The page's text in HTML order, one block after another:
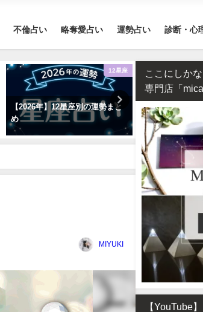
不倫占い 略奪愛占い 運勢占い 診断・心
12星座
【2026年】12星座別の運勢まと
め
相性占い・既婚
ダブル不倫（W
る？【霊視真剣
MIYUKI
ここにしか
専門店「
【YouTube